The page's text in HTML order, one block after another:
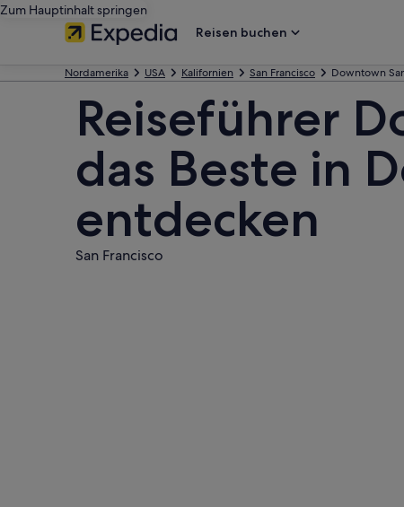
Zum Hauptinhalt springen
Reisen buchen
Nordamerika USA Kalifornien San Francisco Downtown
Reiseführer
das Beste in
entdecken
San Francisco